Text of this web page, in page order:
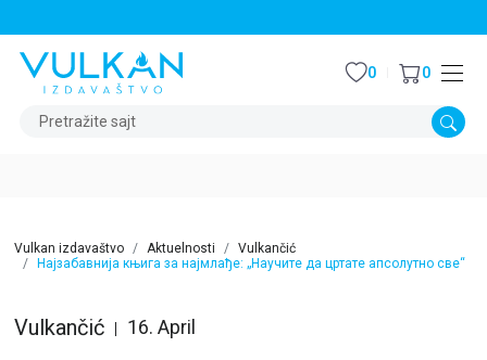
Pretražite sajt
0 0
Vulkan izdavaštvo Aktuelnosti
Vulkančić
Најзабавнија књига за најмлађе: „Научите да цртате апсолутно све“
Vulkančić 16. April